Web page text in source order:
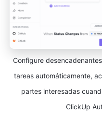
Configure
tareas automáticamente,
partes interesadas
ClickUp